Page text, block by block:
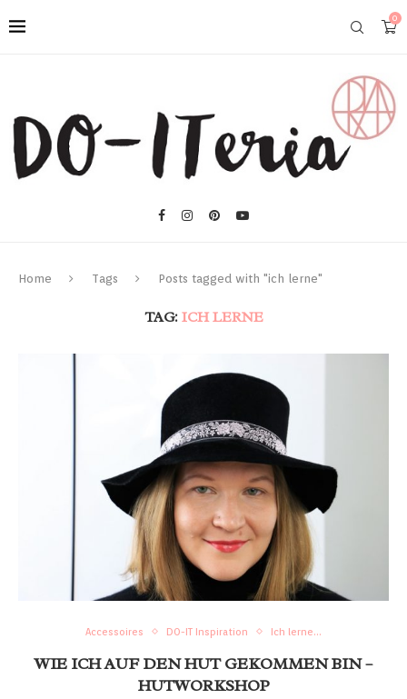
0
Home Tags Posts tagged with "ich lerne"
TAG: ICH LERNE
Accessoires DO-IT Inspiration Ich lerne...
WIE ICH AUF DEN HUT GEKOMMEN BIN –
HUTWORKSHOP